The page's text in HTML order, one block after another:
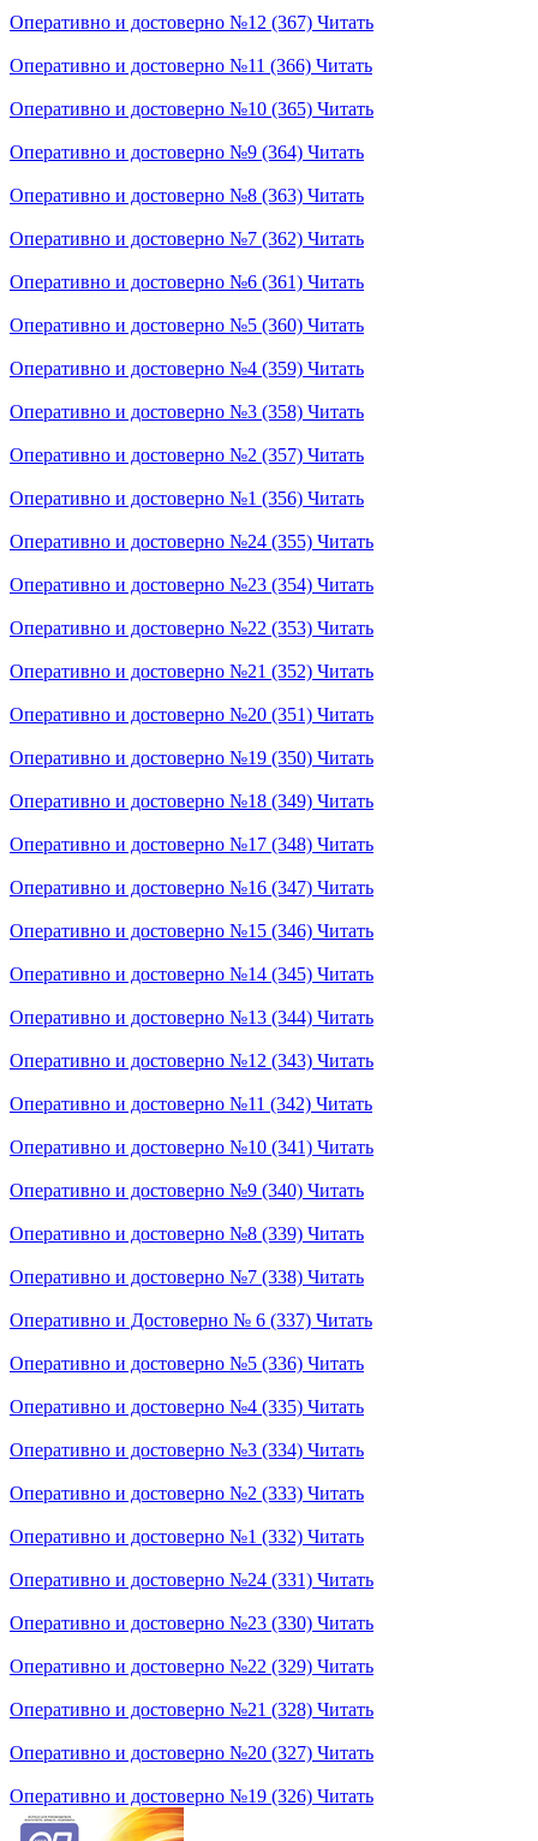
Оперативно и достоверно №12 (367) Читать
Оперативно и достоверно №11 (366) Читать
Оперативно и достоверно №10 (365) Читать
Оперативно и достоверно №9 (364) Читать
Оперативно и достоверно №8 (363) Читать
Оперативно и достоверно №7 (362) Читать
Оперативно и достоверно №6 (361) Читать
Оперативно и достоверно №5 (360) Читать
Оперативно и достоверно №4 (359) Читать
Оперативно и достоверно №3 (358) Читать
Оперативно и достоверно №2 (357) Читать
Оперативно и достоверно №1 (356) Читать
Оперативно и достоверно №24 (355) Читать
Оперативно и достоверно №23 (354) Читать
Оперативно и достоверно №22 (353) Читать
Оперативно и достоверно №21 (352) Читать
Оперативно и достоверно №20 (351) Читать
Оперативно и достоверно №19 (350) Читать
Оперативно и достоверно №18 (349) Читать
Оперативно и достоверно №17 (348) Читать
Оперативно и достоверно №16 (347) Читать
Оперативно и достоверно №15 (346) Читать
Оперативно и достоверно №14 (345) Читать
Оперативно и достоверно №13 (344) Читать
Оперативно и достоверно №12 (343) Читать
Оперативно и достоверно №11 (342) Читать
Оперативно и достоверно №10 (341) Читать
Оперативно и достоверно №9 (340) Читать
Оперативно и достоверно №8 (339) Читать
Оперативно и достоверно №7 (338) Читать
Оперативно и Достоверно № 6 (337) Читать
Оперативно и достоверно №5 (336) Читать
Оперативно и достоверно №4 (335) Читать
Оперативно и достоверно №3 (334) Читать
Оперативно и достоверно №2 (333) Читать
Оперативно и достоверно №1 (332) Читать
Оперативно и достоверно №24 (331) Читать
Оперативно и достоверно №23 (330) Читать
Оперативно и достоверно №22 (329) Читать
Оперативно и достоверно №21 (328) Читать
Оперативно и достоверно №20 (327) Читать
Оперативно и достоверно №19 (326) Читать